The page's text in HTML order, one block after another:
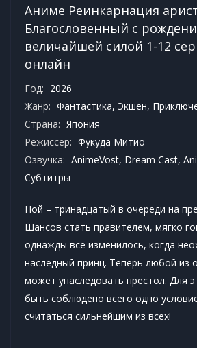
Аниме Реинкарнация
Благословенный с
величайшей силой 1-12
онлайн
Год: 2026
Жанр: Фантастика, Экшен,
Страна: Япония
Режиссер: Фукуда Митио
Озвучка: AnimeVost, Dream Cast,
Субтитры
Ной – тринадцатый в очереди на
Шансов стать правителем, мягко
однажды все изменилось, когда
наследный принц. Теперь любой из
может унаследовать престол. Для
быть соблюдено всего одно
считаться сильнейшим из всех!